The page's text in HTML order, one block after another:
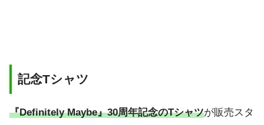
記念Tシャツ
『Definitely Maybe』30周年記念のTシャツが販売スタ